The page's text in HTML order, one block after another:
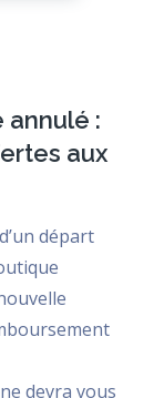
annulé :
aux
départ
devra vous